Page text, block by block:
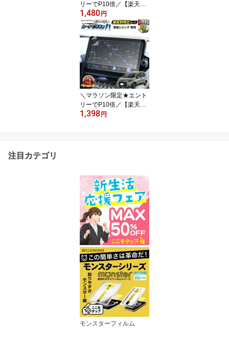
リーでP10倍／【楽天1
位】 スマイルゼミ タブ
レット4 (SZJ-JS203) 保
護フィルム 【ペーパーラ
イク and ブルーライトカ
ット 】| 紙のような描き
心地 アンチグレア 反射
防止 非光沢 紙質感 さら
さら
1,480 円
＼マラソン限定★エント
リーでP10倍／【楽天1
位】 新型 シエンタ カー
フィルム 汚れ
1,398 円
注目カテゴリ
モンスターフィルム